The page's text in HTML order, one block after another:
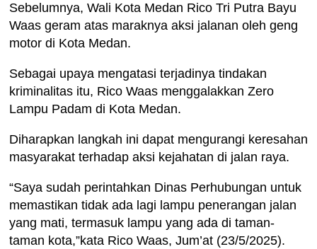
Sebelumnya, Wali Kota Medan Rico Tri Putra Bayu
Waas geram atas maraknya aksi jalanan oleh geng
motor di Kota Medan.
Sebagai upaya mengatasi terjadinya tindakan
kriminalitas itu, Rico Waas menggalakkan Zero
Lampu Padam di Kota Medan.
Diharapkan langkah ini dapat mengurangi keresahan
masyarakat terhadap aksi kejahatan di jalan raya.
“Saya sudah perintahkan Dinas Perhubungan untuk
memastikan tidak ada lagi lampu penerangan jalan
yang mati, termasuk lampu yang ada di taman-
taman kota,”kata Rico Waas, Jum’at (23/5/2025).